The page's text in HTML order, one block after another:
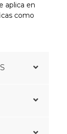
aplica en
como